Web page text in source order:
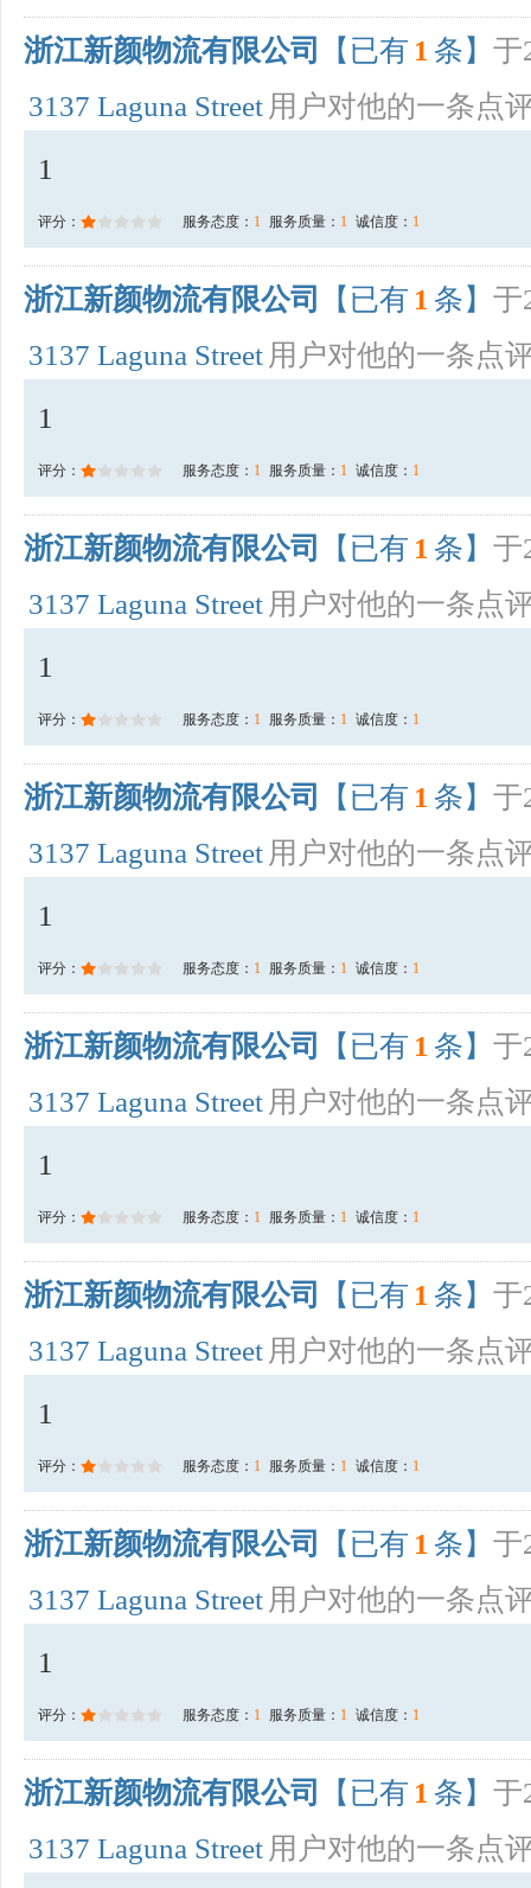
浙江新颜物流有限公司 【已有 1 条】 于
3137 Laguna Street 用户对他的一条点
1
评分： 服务态度： 1 服务质量： 1 诚信度： 1
浙江新颜物流有限公司 【已有 1 条】 于
3137 Laguna Street 用户对他的一条点
1
评分： 服务态度： 1 服务质量： 1 诚信度： 1
浙江新颜物流有限公司 【已有 1 条】 于
3137 Laguna Street 用户对他的一条点
1
评分： 服务态度： 1 服务质量： 1 诚信度： 1
浙江新颜物流有限公司 【已有 1 条】 于
3137 Laguna Street 用户对他的一条点
1
评分： 服务态度： 1 服务质量： 1 诚信度： 1
浙江新颜物流有限公司 【已有 1 条】 于
3137 Laguna Street 用户对他的一条点
1
评分： 服务态度： 1 服务质量： 1 诚信度： 1
浙江新颜物流有限公司 【已有 1 条】 于
3137 Laguna Street 用户对他的一条点
1
评分： 服务态度： 1 服务质量： 1 诚信度： 1
浙江新颜物流有限公司 【已有 1 条】 于
3137 Laguna Street 用户对他的一条点
1
评分： 服务态度： 1 服务质量： 1 诚信度： 1
浙江新颜物流有限公司 【已有 1 条】 于
3137 Laguna Street 用户对他的一条点